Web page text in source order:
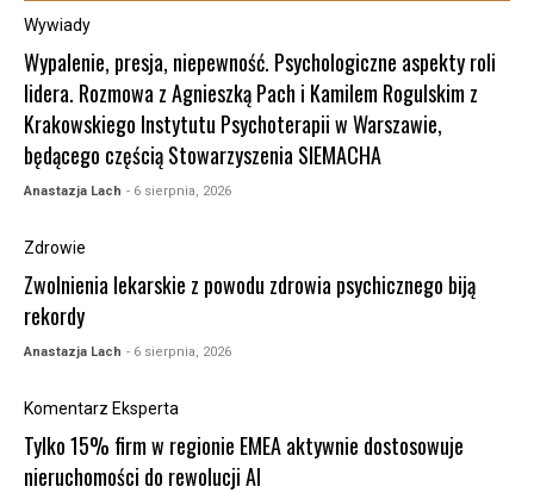
Wywiady
Wypalenie, presja, niepewność. Psychologiczne aspekty roli
lidera. Rozmowa z Agnieszką Pach i Kamilem Rogulskim z
Krakowskiego Instytutu Psychoterapii w Warszawie,
będącego częścią Stowarzyszenia SIEMACHA
Anastazja Lach - 6 sierpnia, 2026
Zdrowie
Zwolnienia lekarskie z powodu zdrowia psychicznego biją
rekordy
Anastazja Lach - 6 sierpnia, 2026
Komentarz Eksperta
Tylko 15% firm w regionie EMEA aktywnie dostosowuje
nieruchomości do rewolucji AI